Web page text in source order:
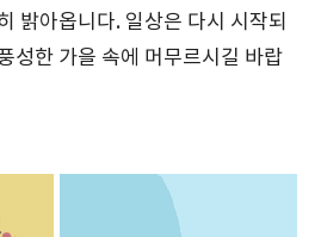
밝아옵니다. 일상은 다시 시작되
성한 가을 속에 머무르시길 바랍